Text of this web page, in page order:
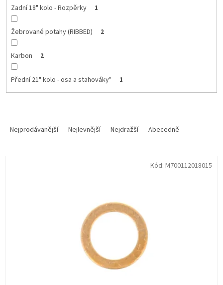
Zadní 18" kolo - Rozpěrky 1
Žebrované potahy (RIBBED) 2
Karbon 2
Přední 21" kolo - osa a stahováky" 1
Nejprodávanější Nejlevnější Nejdražší Abecedně
Kód: M700112018015